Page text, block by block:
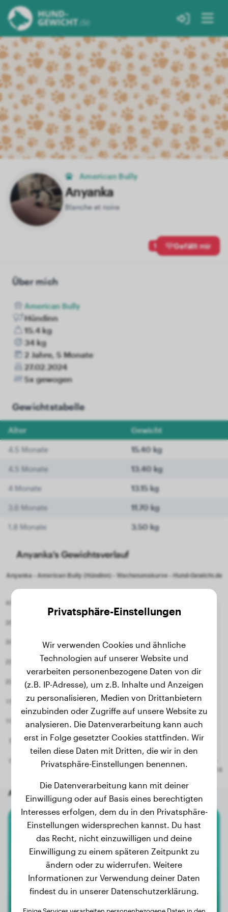
American Bully
Anyanka
Blanche et noire
1 Gefällt mir
Über mich
American Bully
Hündinn
15.4 kg
34 kg
2 Jahre, 5 Monate
27.02.2024
5x gewogen
Gewichtstabelle
Alter Gewicht
4.5 Monate 15.40 kg
4.5 Monate 13.40 kg
4 Monate 13.15 kg
3.6 Monate 11.70 kg
1.8 Monate 3.50 kg
Anyanka's Gewichtsverlauf
Andere zufällige Hunde
Cane Corso
Kimi
Privatsphäre-Einstellungen
Wir verwenden Cookies und ähnliche
Technologien auf unserer Website und
verarbeiten personenbezogene Daten von dir
(z.B. IP-Adresse), um z.B. Inhalte und Anzeigen
zu personalisieren, Medien von Drittanbietern
einzubinden oder Zugriffe auf unsere Website zu
analysieren. Die Datenverarbeitung kann auch
erst in Folge gesetzter Cookies stattfinden. Wir
teilen diese Daten mit Dritten, die wir in den
Privatsphäre-Einstellungen benennen.
Die Datenverarbeitung kann mit deiner
Einwilligung oder auf Basis eines berechtigten
Interesses erfolgen, dem du in den Privatsphäre-
Einstellungen widersprechen kannst. Du hast
das Recht, nicht einzuwilligen und deine
Einwilligung zu einem späteren Zeitpunkt zu
ändern oder zu widerrufen. Weitere
Informationen zur Verwendung deiner Daten
findest du in unserer Datenschutzerklärung.